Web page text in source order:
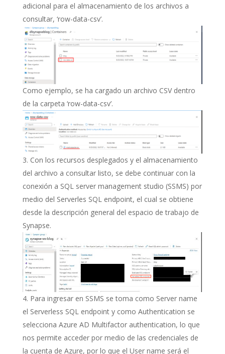
adicional para el almacenamiento de los archivos a
consultar, ‘row-data-csv’.
Como ejemplo, se ha cargado un archivo CSV dentro
de la carpeta ‘row-data-csv’.
Con los recursos desplegados y el almacenamiento
del archivo a consultar listo, se debe continuar con la
conexión a SQL server management studio (SSMS) por
medio del Serverles SQL endpoint, el cual se obtiene
desde la descripción general del espacio de trabajo de
Synapse.
Para ingresar en SSMS se toma como Server name
el Serverless SQL endpoint y como Authentication se
selecciona Azure AD Multifactor authentication, lo que
nos permite acceder por medio de las credenciales de
la cuenta de Azure, por lo que el User name será el